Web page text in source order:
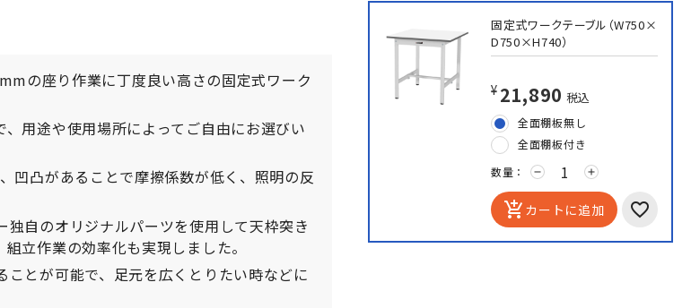
の座り作業に丁度良い高さの固定式ワーク
用途や使用場所によってご自由にお選びい
凹凸があることで摩擦係数が低く、照明の反
自のオリジナルパーツを使用して天枠突き
立作業の効率化も実現しました。
とが可能で、足元を広くとりたい時などに
固定式ワークテーブル（W750×
D750×H740）
¥21,890 税込
全面棚板無し
全面棚板付き
数量：
remove add
add_shopping_cart カートに追加